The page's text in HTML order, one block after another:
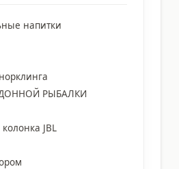
напитки
ДОННОЙ РЫБАЛКИ
JBL